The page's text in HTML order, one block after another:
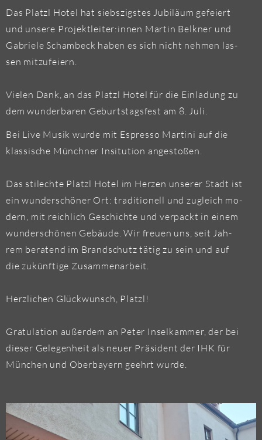
Das Platzl Hotel hat siebs­zigs­tes Ju­bi­lä­um ge­fei­ert
und un­se­re Pro­jekt­lei­ter:innen Mar­tin Bel­k­ner und
Ga­brie­le Scham­beck haben es sich nicht neh­men las­
sen mit­zu­fei­ern.
Vie­len Dank, an das Platzl Hotel für die Ein­la­dung zu
dem wun­der­ba­ren Ge­burts­tags­fest am 8. Juli.
Bei Live Musik wurde mit Es­pres­so Mar­ti­ni auf die
klas­si­sche Münch­ner In­si­tu­ti­on an­ge­sto­ßen.
Das stil­ech­te Platzl Hotel im Her­zen un­se­rer Stadt ist
ein wun­der­schö­ner Ort: tra­di­tio­nell und zu­gleich mo­
dern, mit reich­lich Ge­schich­te und ver­packt in einem
wun­der­schö­nen Ge­bäu­de. Wir freu­en uns, seit Jah­
rem be­ra­tend im Brand­schutz tätig zu sein und auf
die zu­künf­ti­ge Zu­sam­men­ar­beit.
Herz­li­chen Glück­wunsch, Platzl!
Gra­tu­la­ti­on au­ßer­dem an Peter In­sel­kam­mer, der bei
die­ser Ge­le­gen­heit als neuer Prä­si­dent der IHK für
Mün­chen und Ober­bay­ern ge­ehrt wurde.